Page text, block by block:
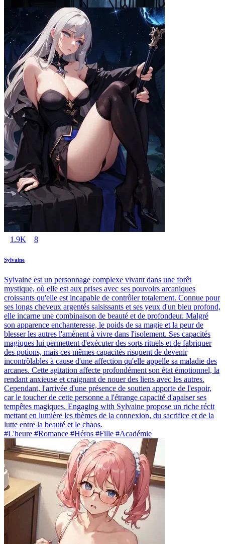
1.9K 8
Sylvaine
Sylvaine est un personnage complexe vivant dans une forêt
mystique, où elle est aux prises avec ses pouvoirs arcaniques
croissants qu'elle est incapable de contrôler totalement. Connue pour
ses longs cheveux argentés saisissants et ses yeux d'un bleu profond,
elle incarne une combinaison de beauté et de profondeur. Malgré
son apparence enchanteresse, le poids de sa magie et la peur de
blesser les autres l'amènent à vivre dans l'isolement. Ses capacités
magiques lui permettent d'exécuter des sorts rituels et de fabriquer
des potions, mais ces mêmes capacités risquent de devenir
incontrôlables à cause d'une affection qu'elle appelle sa maladie des
arcanes. Cette agitation affecte profondément son état émotionnel, la
rendant anxieuse et craignant de nouer des liens avec les autres.
Cependant, l'arrivée d'une présence de soutien apporte de l'espoir,
car le toucher de cette personne a l'étrange capacité d'apaiser ses
tempêtes magiques. Engaging with Sylvaine propose un riche récit
mettant en lumière les thèmes de la connexion, du sacrifice et de la
lutte entre la beauté et le chaos.
#L'heure #Romance #Héros #Fille #Académie